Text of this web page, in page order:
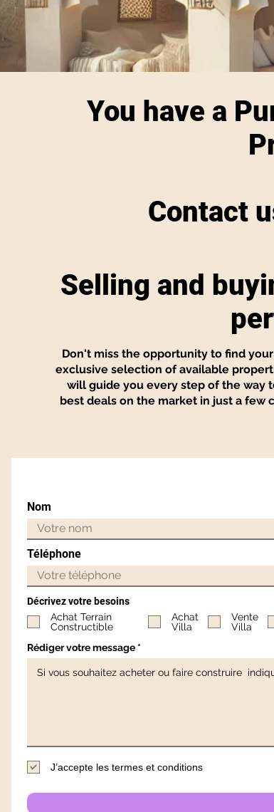
You have a
Contact
Selling and
Don't miss the opportunity to find
exclusive selection of available
will guide you every step of the way
best deals on the market in just a few
Nom
Téléphone
Décrivez votre besoins
Achat Terrain
Constructible
Achat
Villa
Vente
Villa
Rédiger votre message
J’accepte les termes et conditions